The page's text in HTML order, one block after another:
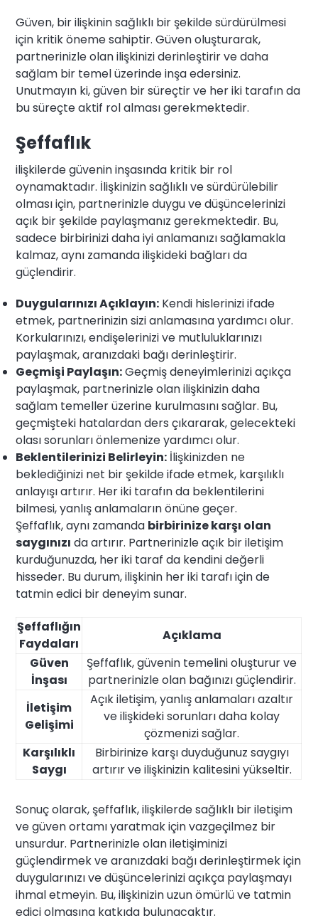
Güven, bir ilişkinin sağlıklı bir şekilde sürdürülmesi
için kritik öneme sahiptir. Güven oluşturarak,
partnerinizle olan ilişkinizi derinleştirir ve daha
sağlam bir temel üzerinde inşa edersiniz.
Unutmayın ki, güven bir süreçtir ve her iki tarafın da
bu süreçte aktif rol alması gerekmektedir.
Şeffaflık
ilişkilerde güvenin inşasında kritik bir rol
oynamaktadır. İlişkinizin sağlıklı ve sürdürülebilir
olması için, partnerinizle duygu ve düşüncelerinizi
açık bir şekilde paylaşmanız gerekmektedir. Bu,
sadece birbirinizi daha iyi anlamanızı sağlamakla
kalmaz, aynı zamanda ilişkideki bağları da
güçlendirir.
Duygularınızı Açıklayın: Kendi hislerinizi ifade
etmek, partnerinizin sizi anlamasına yardımcı olur.
Korkularınızı, endişelerinizi ve mutluluklarınızı
paylaşmak, aranızdaki bağı derinleştirir.
Geçmişi Paylaşın:Geçmiş deneyimlerinizi açıkça
paylaşmak, partnerinizle olan ilişkinizin daha
sağlam temeller üzerine kurulmasını sağlar. Bu,
geçmişteki hatalardan ders çıkararak, gelecekteki
olası sorunları önlemenize yardımcı olur.
Beklentilerinizi Belirleyin: İlişkinizden ne
beklediğinizi net bir şekilde ifade etmek, karşılıklı
anlayışı artırır. Her iki tarafın da beklentilerini
bilmesi, yanlış anlamaların önüne geçer.
Şeffaflık, aynı zamanda birbirinize karşı olan
saygınızı da artırır. Partnerinizle açık bir iletişim
kurduğunuzda, her iki taraf da kendini değerli
hisseder. Bu durum, ilişkinin her iki tarafı için de
tatmin edici bir deneyim sunar.
Şeffaflığın
Faydaları
Açıklama
Güven
İnşası
Şeffaflık, güvenin temelini oluşturur ve
partnerinizle olan bağınızı güçlendirir.
İletişim
Gelişimi
Açık iletişim, yanlış anlamaları azaltır
ve ilişkideki sorunları daha kolay
çözmenizi sağlar.
Karşılıklı
Saygı
Birbirinize karşı duyduğunuz saygıyı
artırır ve ilişkinizin kalitesini yükseltir.
Sonuç olarak, şeffaflık, ilişkilerde sağlıklı bir iletişim
ve güven ortamı yaratmak için vazgeçilmez bir
unsurdur. Partnerinizle olan iletişiminizi
güçlendirmek ve aranızdaki bağı derinleştirmek için
duygularınızı ve düşüncelerinizi açıkça paylaşmayı
ihmal etmeyin. Bu, ilişkinizin uzun ömürlü ve tatmin
edici olmasına katkıda bulunacaktır.